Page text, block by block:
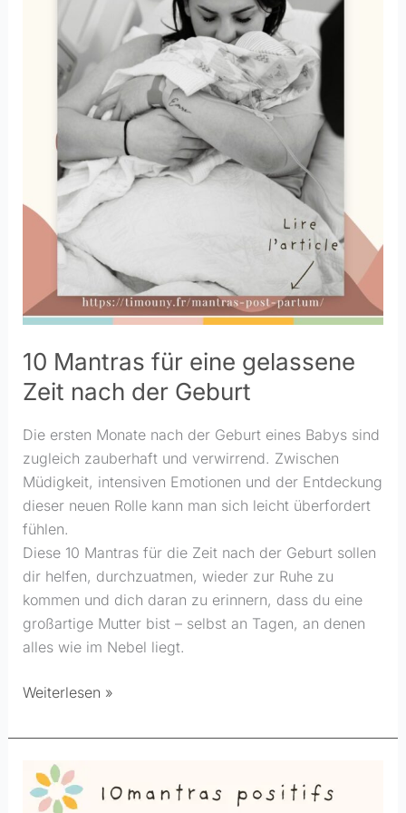
10 Mantras für eine gelassene
Zeit nach der Geburt
Die ersten Monate nach der Geburt eines Babys sind
zugleich zauberhaft und verwirrend. Zwischen
Müdigkeit, intensiven Emotionen und der Entdeckung
dieser neuen Rolle kann man sich leicht überfordert
fühlen.
Diese 10 Mantras für die Zeit nach der Geburt sollen
dir helfen, durchzuatmen, wieder zur Ruhe zu
kommen und dich daran zu erinnern, dass du eine
großartige Mutter bist – selbst an Tagen, an denen
alles wie im Nebel liegt.
Weiterlesen »
10
positive